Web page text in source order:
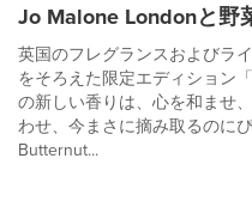
Jo Malone Londonと野
英国のフレグランスおよびラ
をそろえた限定エディション
の新しい香りは、心を和ませ
わせ、今まさに摘み取るのに
Butternut...